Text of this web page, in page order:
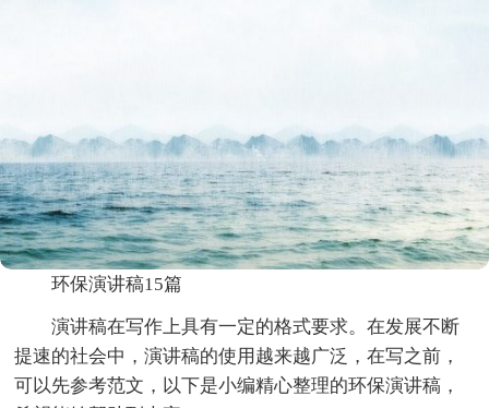
环保演讲稿15篇
演讲稿在写作上具有一定的格式要求。在发展不断
提速的社会中，演讲稿的使用越来越广泛，在写之前，
可以先参考范文，以下是小编精心整理的环保演讲稿，